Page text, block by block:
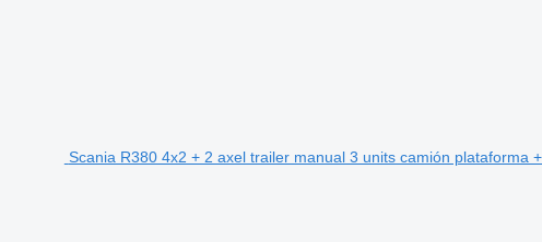
Scania R380 4x2 + 2 axel trailer manual 3 units camión plataforma